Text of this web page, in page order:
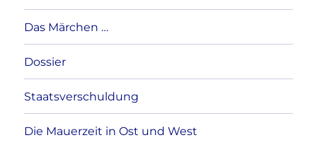
Das Märchen …
Dossier
Staatsverschuldung
Die Mauerzeit in Ost und West